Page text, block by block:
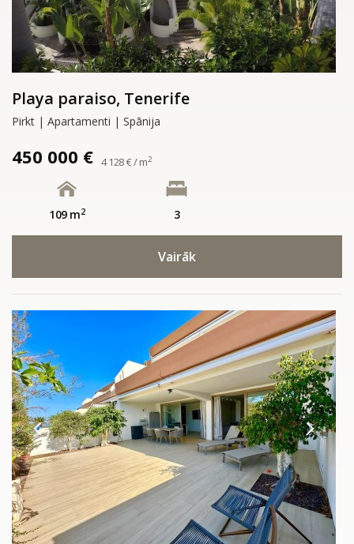
Playa paraiso, Tenerife
Pirkt | Apartamenti | Spānija
450 000 € 4 128 € / m2
109 m2 3
Vairāk